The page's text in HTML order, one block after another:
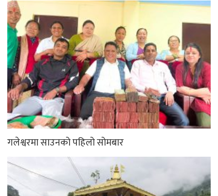
गलेश्वरमा साउनको पहिलो सोमबार